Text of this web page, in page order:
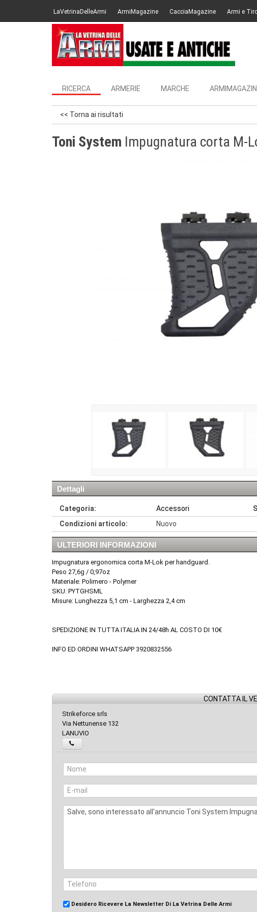
LaVetrinaDelleArmi ArmiMagazine CacciaMagazine Armi e
RICERCA ARMERIE MARCHE
<< Torna ai risultati
Toni System Impugnatura corta M-
Dettagli
Categoria: Accessori
Condizioni articolo:
Nuovo
ULTERIORI INFORMAZIONI
Impugnatura ergonomica corta M-Lok per handguard.
Peso 27,6g / 0,97oz
Materiale: Polimero - Polymer
SKU: PYTGHSML
Misure: Lunghezza 5,1 cm - Larghezza 2,4 cm
SPEDIZIONE IN TUTTA ITALIA IN 24/48h AL COSTO DI 10€
INFO ED ORDINI WHATSAPP 3920832556
CONTATTA IL
Strikeforce srls
Via Nettunense 132
LANUVIO
Desidero Ricevere La Newsletter Di La Vetrina Delle Armi